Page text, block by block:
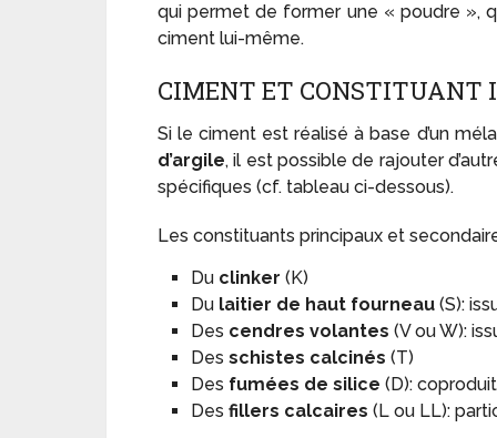
qui permet de former une « poudre »,
ciment lui-même.
CIMENT ET CONSTITUANT
Si le ciment est réalisé à base d’un
d’argile, il est possible de rajouter
spécifiques (cf. tableau ci-dessous).
Les constituants principaux et
Du clinker (K)
Du laitier de haut fourneau(S):
Des cendres volantes (V ou W):
Desschistes calcinés (T)
Des fumées de silice (D):
Desfillers calcaires (L ou LL):